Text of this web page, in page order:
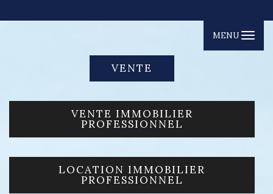
MENU
VENTE
VENTE IMMOBILIER
PROFESSIONNEL
LOCATION IMMOBILIER
PROFESSIONNEL